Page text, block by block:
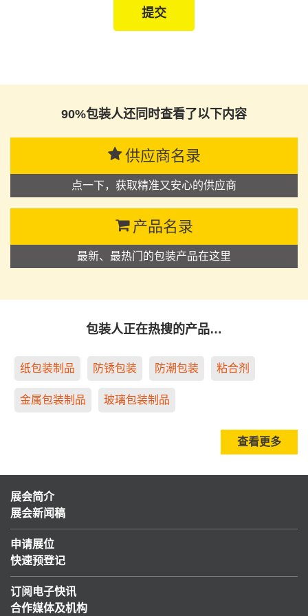
90%包装人还同时查看了以下内容
供应商名录
点一下，获取精准又安心的供应商
产品名录
最新、最热门的包装产品在这里
包装人正在热搜的产品…
纸包装制品 防锈包装 防潮包装 粘合剂
金属包装制品 玻璃包装制品
查看更多
展会简介
展会新闻稿
申请展位
快速预登记
订阅电子快讯
合作媒体及机构